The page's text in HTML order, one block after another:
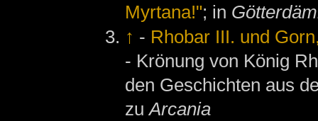
Myrtana!"; in
↑ - Rhobar III. und
- Krönung von König
den Geschichten aus
zuArcania